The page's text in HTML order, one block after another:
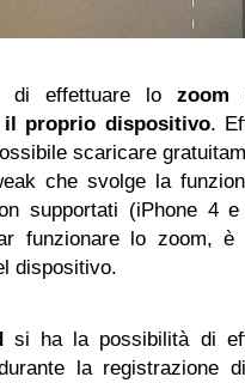
di effettuare lo zoom
proprio dispositivo.
scaricare
che svolge la
supportati (iPhone 4
funzionare lo zoom, è
dispositivo.
si ha la possibilità di
la registrazione